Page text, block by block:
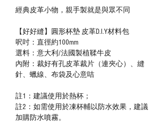
經典皮革小物，親手製就是與眾不同
【好好縫】圓形杯墊 皮革D.I.Y材料包
呎吋：直徑約100mm
選料：意大利/法國製植鞣牛皮
內附：裁好有孔皮革裁片（連夾心）、縫
針、蠟線、布袋及心意咭
註1：建議使用於熱杯；
註2：如需使用於凍杯輔以防水效果，建議
加購防水噴霧。